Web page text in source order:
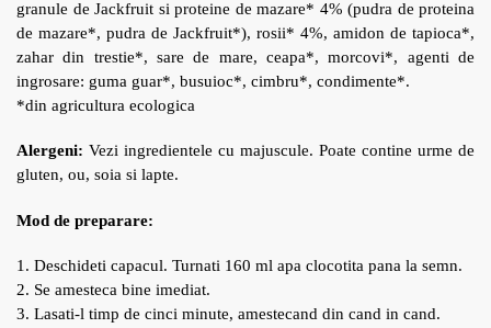
granule de Jackfruit si proteine de mazare* 4% (pudra de proteina
de mazare*, pudra de Jackfruit*), rosii* 4%, amidon de tapioca*,
zahar din trestie*, sare de mare, ceapa*, morcovi*, agenti de
ingrosare: guma guar*, busuioc*, cimbru*, condimente*.
*din agricultura ecologica
Alergeni: Vezi ingredientele cu majuscule. Poate contine urme de
gluten, ou, soia si lapte.
Mod de preparare:
1. Deschideti capacul. Turnati 160 ml apa clocotita pana la semn.
2. Se amesteca bine imediat.
3. Lasati-l timp de cinci minute, amestecand din cand in cand.